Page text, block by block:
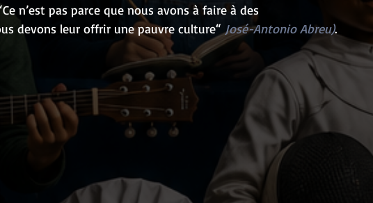
n’est pas parce que nous avons à faire à des
devons leur offrir une pauvre culture“ José-Antonio Abreu).